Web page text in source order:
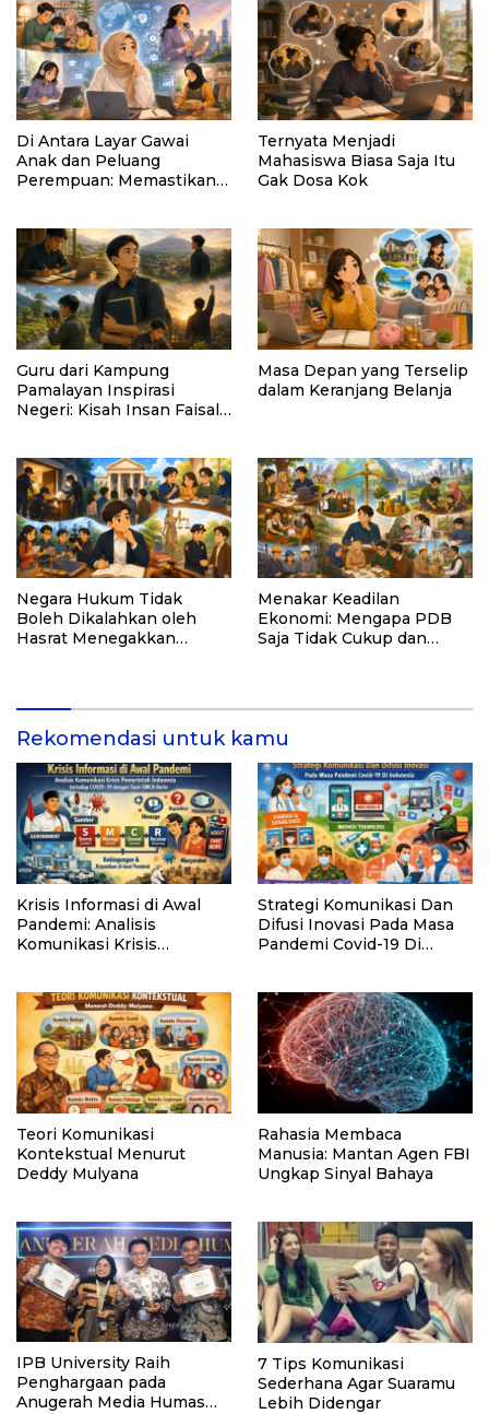
Di Antara Layar Gawai
Anak dan Peluang
Perempuan: Memastikan
Ternyata Menjadi
Mahasiswa Biasa Saja Itu
Gak Dosa Kok
Guru dari Kampung
Pamalayan Inspirasi
Negeri: Kisah Insan Faisal
Pelosok Negeri”
Masa Depan yang Terselip
dalam Keranjang Belanja
Negara Hukum Tidak
Boleh Dikalahkan oleh
Hasrat Menegakkan
Menakar Keadilan
Ekonomi: Mengapa PDB
Saja Tidak Cukup dan
Rekomendasi untuk kamu
Krisis Informasi di Awal
Pandemi: Analisis
Komunikasi Krisis
dengan Teori SMCR Berlo
Strategi Komunikasi Dan
Difusi Inovasi Pada Masa
Pandemi Covid-19 Di
Teori Komunikasi
Kontekstual Menurut
Deddy Mulyana
Rahasia Membaca
Manusia: Mantan Agen FBI
Ungkap Sinyal Bahaya
IPB University Raih
Penghargaan pada
Anugerah Media Humas
7 Tips Komunikasi
Sederhana Agar Suaramu
Lebih Didengar